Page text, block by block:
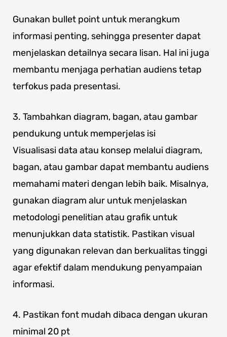
Gunakan bullet point untuk merangkum
informasi penting, sehingga presenter dapat
menjelaskan detailnya secara lisan. Hal ini juga
membantu menjaga perhatian audiens tetap
terfokus pada presentasi.
3. Tambahkan diagram, bagan, atau gambar
pendukung untuk memperjelas isi
Visualisasi data atau konsep melalui diagram,
bagan, atau gambar dapat membantu audiens
memahami materi dengan lebih baik. Misalnya,
gunakan diagram alur untuk menjelaskan
metodologi penelitian atau grafik untuk
menunjukkan data statistik. Pastikan visual
yang digunakan relevan dan berkualitas tinggi
agar efektif dalam mendukung penyampaian
informasi.
4. Pastikan font mudah dibaca dengan ukuran
minimal 20 pt